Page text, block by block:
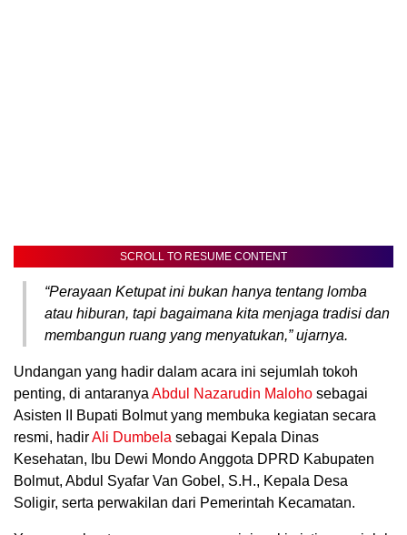
SCROLL TO RESUME CONTENT
“Perayaan Ketupat ini bukan hanya tentang lomba
atau hiburan, tapi bagaimana kita menjaga tradisi dan
membangun ruang yang menyatukan,” ujarnya.
Undangan yang hadir dalam acara ini sejumlah tokoh
penting, di antaranya Abdul Nazarudin Maloho sebagai
Asisten II Bupati Bolmut yang membuka kegiatan secara
resmi, hadirAli Dumbela sebagai Kepala Dinas
Kesehatan, Ibu Dewi Mondo Anggota DPRD Kabupaten
Bolmut, Abdul Syafar Van Gobel, S.H., Kepala Desa
Soligir, serta perwakilan dari Pemerintah Kecamatan.